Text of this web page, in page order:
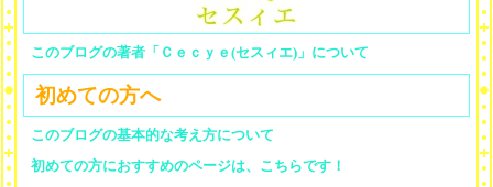
このブログの著者「Ｃｅｃｙｅ(セスィエ)」について
初めての方へ
このブログの基本的な考え方について
初めての方におすすめのページは、こちらです！